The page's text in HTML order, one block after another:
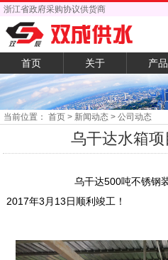
浙江省政府采购协议供货商
首页 关于 产品
当前位置： 首页 > 新闻动态 > 公司动态
乌干达水箱
乌干达500吨不锈钢装配式
2017年3月13日顺利竣工！